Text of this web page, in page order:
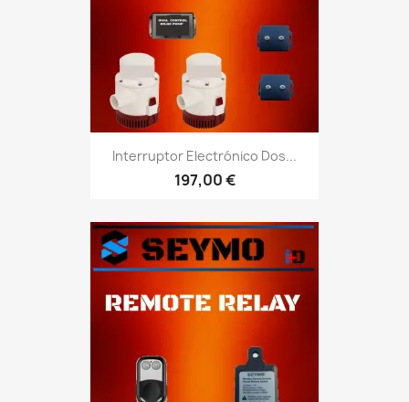
Interruptor Electrónico Dos...
197,00 €